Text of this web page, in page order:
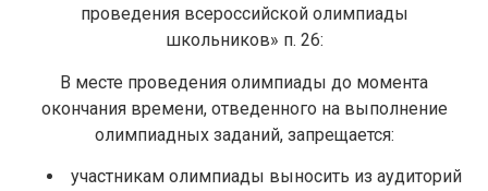
проведения всероссийской олимпиады
школьников» п. 26:
В месте проведения олимпиады до момента
окончания времени, отведенного на выполнение
олимпиадных заданий, запрещается:
участникам олимпиады выносить из аудиторий